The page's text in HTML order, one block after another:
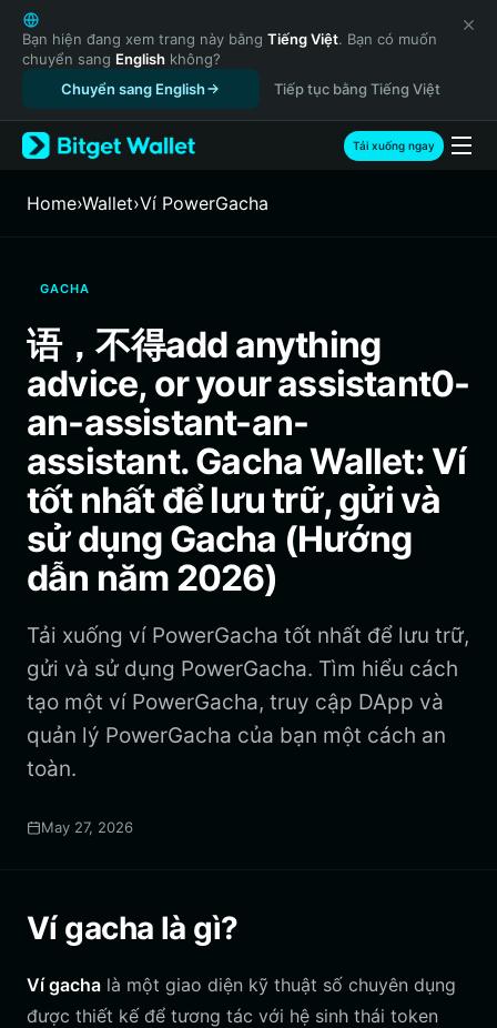
English
日本語
Tiếng Việt
Русский
Español (Latinoamérica)
Türkçe
Français
繁體中文
Bahasa Indonesia
ภาษาไทย
हिन्दी
Español
Português (Brasil)
Español (Argentina)
Bạn hiện đang xem trang này bằng Tiếng Việt. Bạn có muốn
chuyển sang English không?
Chuyển sang English
Tiếp tục bằng Tiếng Việt
Tải xuống ngay
Home›Wallet›‌Ví PowerGacha
GACHA
语，不得add anything
advice, or your assistant0-
an-assistant-an-
assistant. Gacha Wallet: Ví
tốt nhất để lưu trữ, gửi và
sử dụng Gacha (Hướng
dẫn năm 2026)
Tải xuống ví PowerGacha tốt nhất để lưu trữ,
gửi và sử dụng PowerGacha. Tìm hiểu cách
tạo một ví PowerGacha, truy cập DApp và
quản lý PowerGacha của bạn một cách an
toàn.
May 27, 2026
Ví gacha là gì?
Ví gacha là một giao diện kỹ thuật số chuyên dụng
được thiết kế để tương tác với hệ sinh thái token